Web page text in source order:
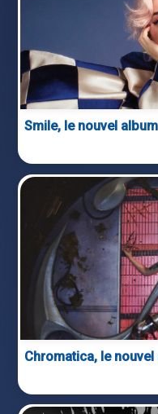
Smile, le nouvel
Chromatica, le